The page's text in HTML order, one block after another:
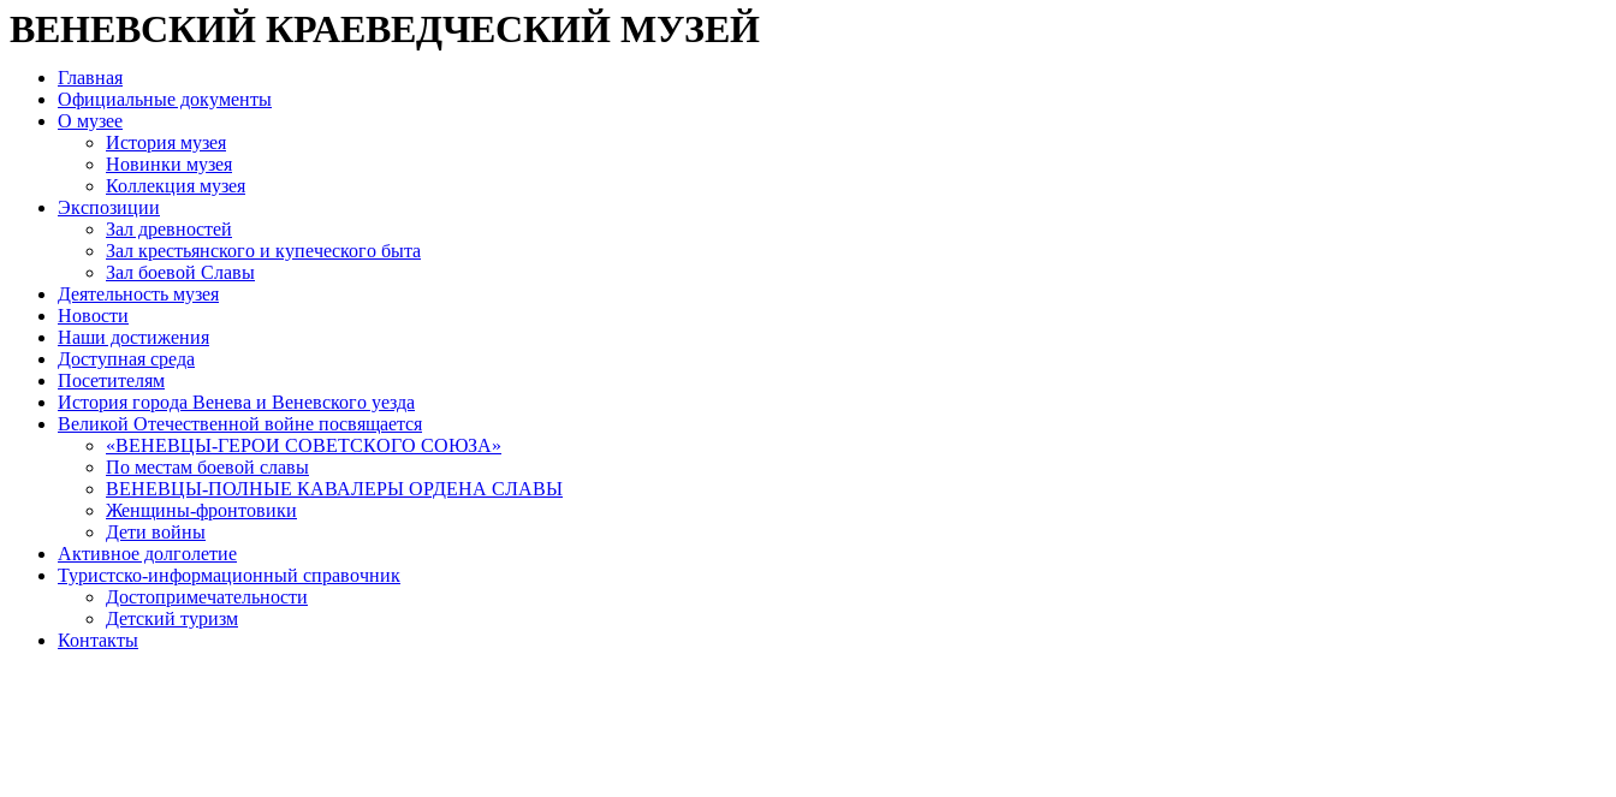
ВЕНЕВСКИЙ КРАЕВЕДЧЕСКИЙ МУЗЕЙ
Главная
Официальные документы
О музее
История музея
Новинки музея
Коллекция музея
Экспозиции
Зал древностей
Зал крестьянского и купеческого быта
Зал боевой Славы
Деятельность музея
Новости
Наши достижения
Доступная среда
Посетителям
История города Венева и Веневского уезда
Великой Отечественной войне посвящается
«ВЕНЕВЦЫ-ГЕРОИ СОВЕТСКОГО СОЮЗА»
По местам боевой славы
ВЕНЕВЦЫ-ПОЛНЫЕ КАВАЛЕРЫ ОРДЕНА СЛАВЫ
Женщины-фронтовики
Дети войны
Активное долголетие
Туристско-информационный справочник
Достопримечательности
Детский туризм
Контакты